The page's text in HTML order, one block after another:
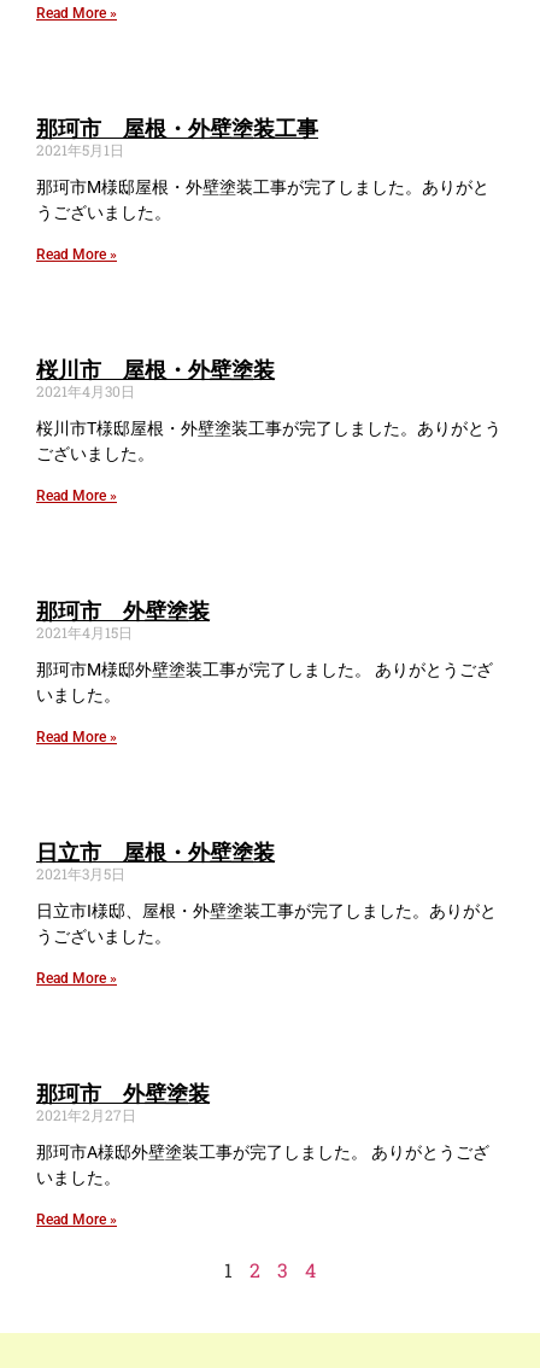
Read More »
那珂市 屋根・外壁塗装工事
2021年5月1日
那珂市M様邸屋根・外壁塗装工事が完了しました。ありがと
うございました。
Read More »
桜川市 屋根・外壁塗装
2021年4月30日
桜川市T様邸屋根・外壁塗装工事が完了しました。ありがとう
ございました。
Read More »
那珂市 外壁塗装
2021年4月15日
那珂市M様邸外壁塗装工事が完了しました。 ありがとうござ
いました。
Read More »
日立市 屋根・外壁塗装
2021年3月5日
日立市I様邸、屋根・外壁塗装工事が完了しました。ありがと
うございました。
Read More »
那珂市 外壁塗装
2021年2月27日
那珂市A様邸外壁塗装工事が完了しました。 ありがとうござ
いました。
Read More »
1 2 3 4